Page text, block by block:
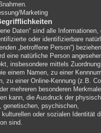
Marketing
Daten“ sind alle Informationen,
oder identifizierbare
„betroffene Person“)
eine natürliche Person
insbesondere mittels
einem Namen, zu einer
zu einer Online-Kennung (z.B.
mehreren besonderen
kann, die Ausdruck der
genetischen, psychischen,
oder sozialen Identität
sind.